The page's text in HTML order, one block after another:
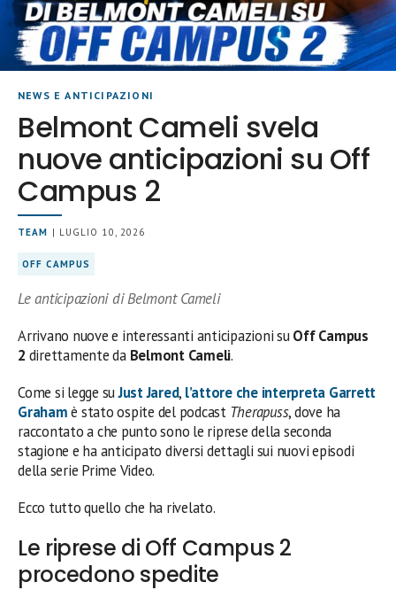
NEWS E ANTICIPAZIONI
Belmont Cameli svela
nuove anticipazioni su Off
Campus 2
TEAM | LUGLIO 10, 2026
OFF CAMPUS
Le anticipazioni di Belmont Cameli
Arrivano nuove e interessanti anticipazioni suOff Campus
2 direttamente da Belmont Cameli.
Come si legge suJust Jared, l’attore che interpreta Garrett
Grahamè stato ospite del podcast Therapuss, dove ha
raccontato a che punto sono le riprese della seconda
stagione e ha anticipato diversi dettagli sui nuovi episodi
della serie Prime Video.
Ecco tutto quello che ha rivelato.
Le riprese di Off Campus 2
procedono spedite